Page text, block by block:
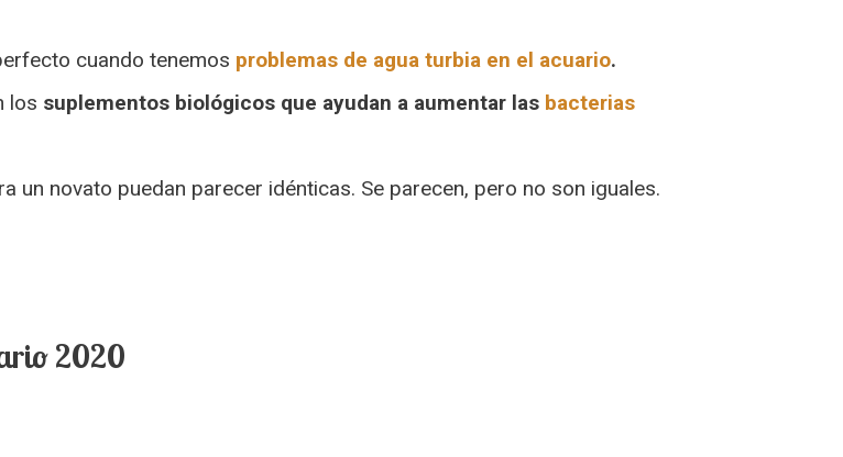
cuando tenemos problemas de agua turbia en el acuario.
los suplementos biológicos que ayudan a aumentar las bacterias
un novato puedan parecer idénticas. Se parecen, pero no son iguales.
2020